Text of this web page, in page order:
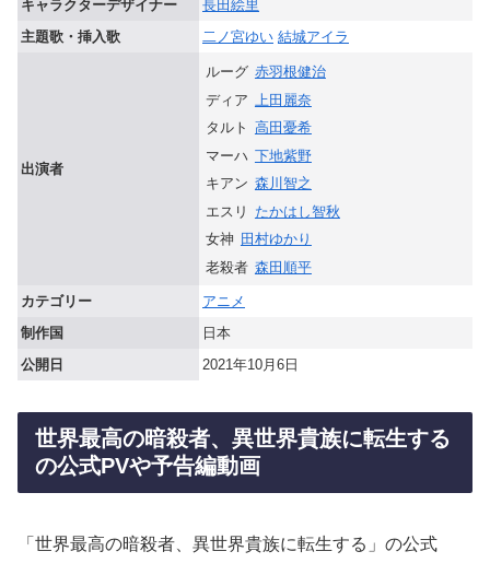
キャラクターデザイナー
長田絵里
主題歌・挿入歌
二ノ宮ゆい 結城アイラ
出演者
ルーグ 赤羽根健治
ディア
上田麗奈
タルト 高田憂希
マーハ 下地紫野
キアン 森川智之
エスリ
たかはし智秋
女神 田村ゆかり
老殺者 森田順平
カテゴリー
アニメ
制作国
日本
公開日
2021年10月6日
世界最高の暗殺者、異世界貴族に転生する
の公式PVや予告編動画
「世界最高の暗殺者、異世界貴族に転生する」の公式